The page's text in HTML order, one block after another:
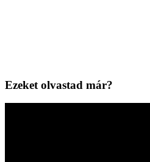
Ezeket olvastad már?